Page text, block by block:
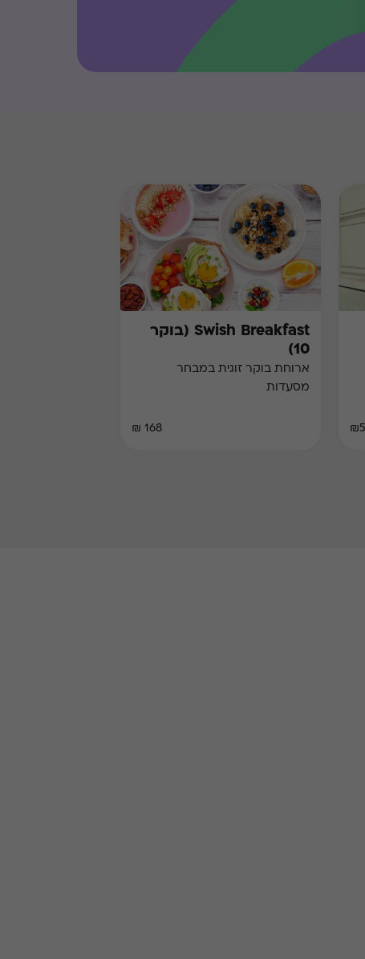
Swish Breakfast (בוקר
10)
ארוחת בוקר זוגית במבחר
מסעדות
168 ₪